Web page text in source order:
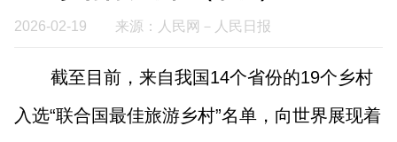
数字报刊
2026-02-19 来源：人民网－人民日报
截至目前，来自我国14个省份的19个乡村
入选“联合国最佳旅游乡村”名单，向世界展现着